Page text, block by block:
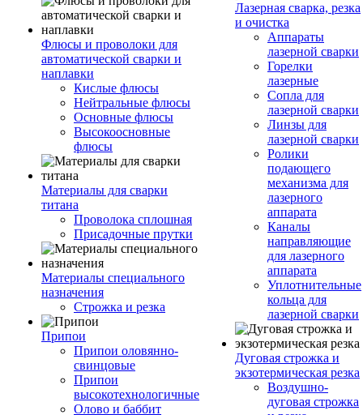
Флюсы и проволоки для
автоматической сварки и
наплавки
Кислые флюсы
Нейтральные флюсы
Основные флюсы
Высокоосновные
флюсы
Материалы для сварки
титана
Проволока сплошная
Присадочные прутки
Материалы специального
назначения
Строжка и резка
Припои
Припои оловянно-
свинцовые
Припои
высокотехнологичные
Олово и баббит
Лазерная сварка, резка
и очистка
Аппараты
лазерной сварки
Горелки
лазерные
Сопла для
лазерной сварки
Линзы для
лазерной сварки
Ролики
подающего
механизма для
лазерного
аппарата
Каналы
направляющие
для лазерного
аппарата
Уплотнительные
кольца для
лазерной сварки
Дуговая строжка и
экзотермическая резка
Воздушно-
дуговая строжка